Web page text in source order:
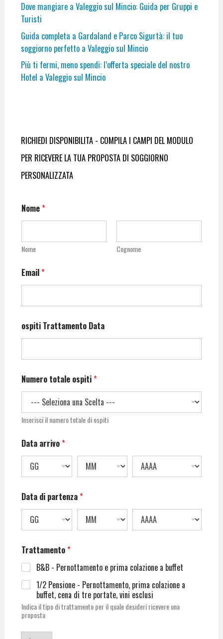
Dove mangiare a Valeggio sul Mincio: Guida per Gruppi e
Turisti
Guida completa a Gardaland e Parco Sigurtà: il tuo
soggiorno perfetto a Valeggio sul Mincio
Più ti fermi, meno spendi: l’offerta speciale del nostro
Hotel a Valeggio sul Mincio
RICHIEDI DISPONIBILITA - COMPILA I CAMPI DEL MODULO
PER RICEVERE LA TUA PROPOSTA DI SOGGIORNO
PERSONALIZZATA
Nome*
Nome Cognome
Email*
ospiti Trattamento Data
Numero totale ospiti*
Inserisci il numero totale di ospiti
Data arrivo*
Data di partenza*
Trattamento*
B&B - Pernottamento e prima colazione a buffet
1/2 Pensione - Pernottamento, prima colazione a
buffet, cena di tre portate, vini esclusi
Indica il tipo di trattamento per il quale desideri ricevere una
proposta